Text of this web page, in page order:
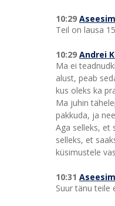
10:29
Teil on lausa
10:29 Andrei
Ma ei
alust, peab
kus oleks ka
Ma juhin
pakkuda, ja
Aga selleks, et
selleks, et
küsimustele
10:31
Suur tänu teile